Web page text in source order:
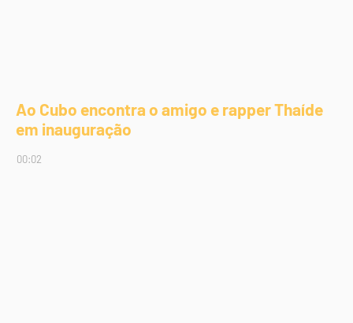
Ao Cubo encontra o amigo e rapper Thaíde
em inauguração
00:02